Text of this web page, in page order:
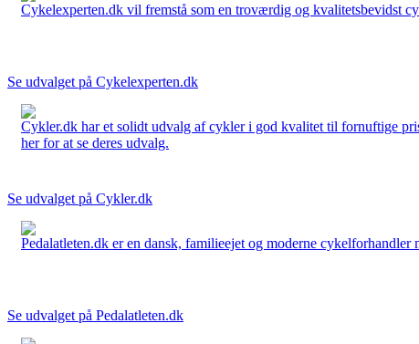
Cykelexperten.dk vil fremstå som en troværdig og kvalitetsbevidst
Se udvalget på Cykelexperten.dk
Cykler.dk har et solidt udvalg af cykler i god kvalitet til fornuftige
her for at se deres udvalg.
Se udvalget på Cykler.dk
Pedalatleten.dk er en dansk, familieejet og moderne
Se udvalget på Pedalatleten.dk